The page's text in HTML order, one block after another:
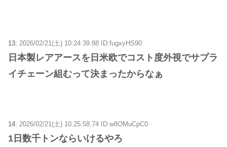
13: 2026/02/21(土) 10:24:39.88 ID:fugxyHS90
日本製レアアースを日米欧でコスト度外視でサプラ
イチェーン組むって決まったからなぁ
14: 2026/02/21(土) 10:25:58.74 ID:w8OMuCpC0
1日数千トンならいけるやろ